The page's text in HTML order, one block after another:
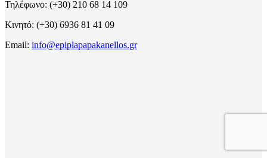
Τηλέφωνο: (+30) 210 68 14 109
Κινητό: (+30) 6936 81 41 09
Email: info@epiplapapakanellos.gr